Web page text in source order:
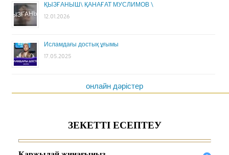
ҚЫЗҒАНЫШ\ ҚАНАҒАТ МУСЛИМОВ \
12.01.2026
Исламдағы достық ұғымы
17.05.2025
онлайн дәрістер